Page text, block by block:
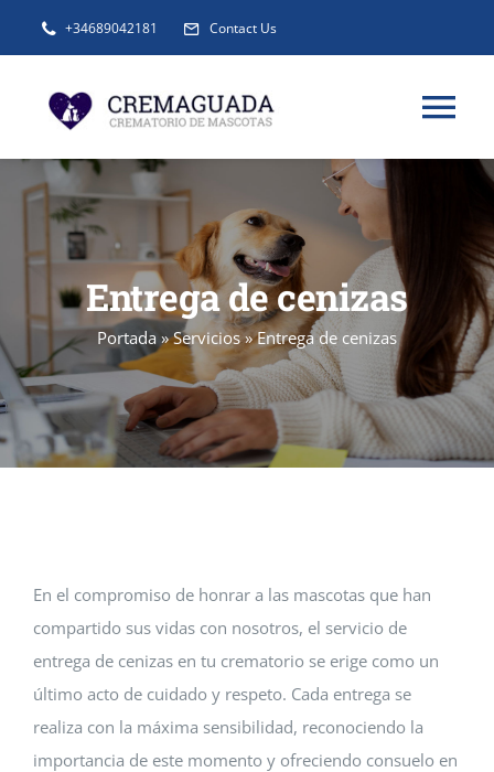
+34689042181 Contact Us
INFORMACIÓN
SERVICIOS
URNAS Y RECUERDOS
BLOG
Entrega de cenizas
Portada »Servicios»Entrega de cenizas
En el compromiso de honrar a las mascotas que han
compartido sus vidas con nosotros, el servicio de
entrega de cenizas en tu crematorio se erige como un
último acto de cuidado y respeto. Cada entrega se
realiza con la máxima sensibilidad, reconociendo la
importancia de este momento y ofreciendo consuelo en